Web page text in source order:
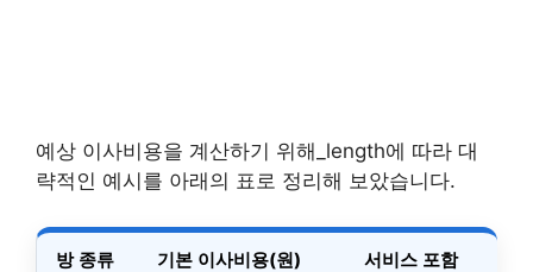
예상 이사비용을 계산하기 위해_length에 따라 대
략적인 예시를 아래의 표로 정리해 보았습니다.
방 종류 기본 이사비용(원) 서비스 포함